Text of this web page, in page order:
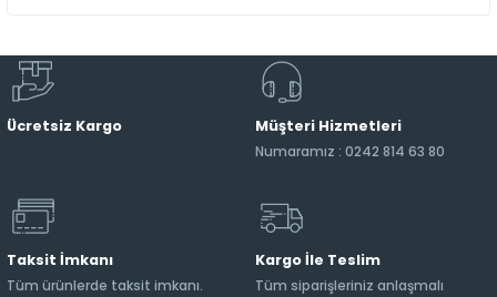
Ücretsiz Kargo Müşteri Hizmetleri
Numaramız : 0242 814 63 80
Taksit İmkanı
Tüm ürünlerde taksit imkanı.
Kargo İle Teslim
Tüm siparişleriniz anlaşmalı